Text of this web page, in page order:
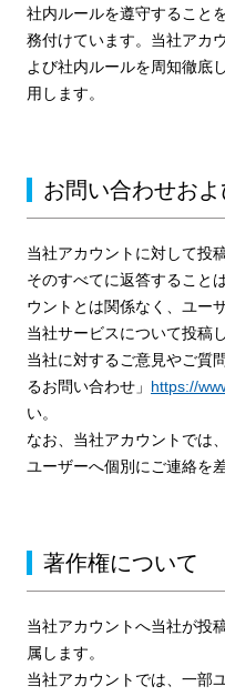
社内ルールを遵守すること
務付けています。当社アカ
よび社内ルールを周知徹底
用します。
お問い合わせお
当社アカウントに対して投
そのすべてに返答すること
ウントとは関係なく、ユー
当社サービスについて投稿
当社に対するご意見やご質
るお問い合わせ」 https://
い。
なお、当社アカウントでは
ユーザーへ個別にご連絡を
著作権について
当社アカウントへ当社が投
属します。
当社アカウントでは、一部